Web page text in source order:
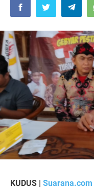
KUDUS | Suarana.com